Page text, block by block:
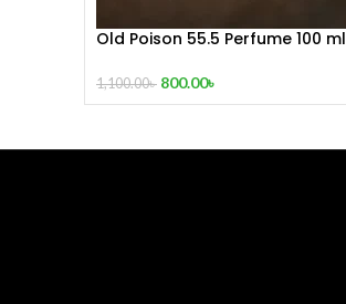
Old Poison 55.5 Perfume 100 ml
1,100.00৳ 800.00৳